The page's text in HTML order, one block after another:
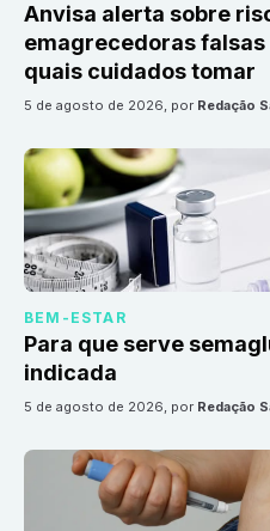
Anvisa alerta sobre
emagrecedoras
quais cuidados tomar
5 de agosto de 2026, por Redação
BEM-ESTAR
Para que serve
indicada
5 de agosto de 2026, por Redação